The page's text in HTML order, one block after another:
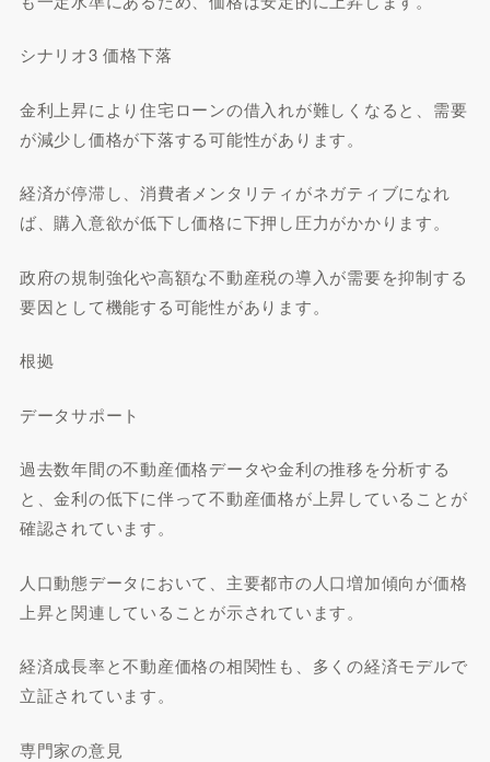
シナリオ3 価格下落
金利上昇により住宅ローンの借入れが難しくなると、需要
が減少し価格が下落する可能性があります。
経済が停滞し、消費者メンタリティがネガティブになれ
ば、購入意欲が低下し価格に下押し圧力がかかります。
政府の規制強化や高額な不動産税の導入が需要を抑制する
要因として機能する可能性があります。
根拠
データサポート
過去数年間の不動産価格データや金利の推移を分析する
と、金利の低下に伴って不動産価格が上昇していることが
確認されています。
人口動態データにおいて、主要都市の人口増加傾向が価格
上昇と関連していることが示されています。
経済成長率と不動産価格の相関性も、多くの経済モデルで
立証されています。
専門家の意見